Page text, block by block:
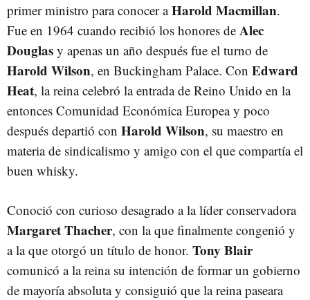
primer ministro para conocer aHarold Macmillan.
Fue en 1964 cuando recibió los honores de Alec
Douglas y apenas un año después fue el turno de
Harold Wilson, en Buckingham Palace. Con Edward
Heat, la reina celebró la entrada de Reino Unido en la
entonces Comunidad Económica Europea y poco
después departió con Harold Wilson, su maestro en
materia de sindicalismo y amigo con el que compartía el
buen whisky.
Conoció con curioso desagrado a la líder conservadora
Margaret Thacher, con la que finalmente congenió y
a la que otorgó un título de honor. Tony Blair
comunicó a la reina su intención de formar un gobierno
de mayoría absoluta y consiguió que la reina paseara